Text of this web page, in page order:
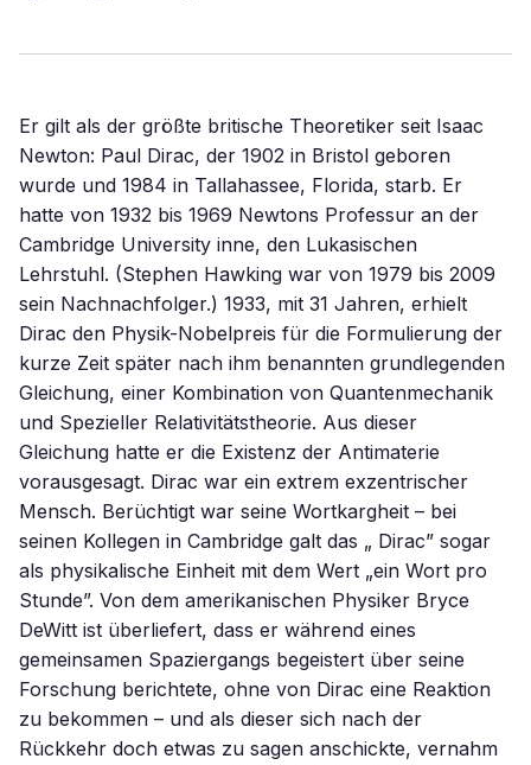
Er gilt als der größte britische Theoretiker seit Isaac
Newton: Paul Dirac, der 1902 in Bristol geboren
wurde und 1984 in Tallahassee, Florida, starb. Er
hatte von 1932 bis 1969 Newtons Professur an der
Cambridge University inne, den Lukasischen
Lehrstuhl. (Stephen Hawking war von 1979 bis 2009
sein Nachnachfolger.) 1933, mit 31 Jahren, erhielt
Dirac den Physik-Nobelpreis für die Formulierung der
kurze Zeit später nach ihm benannten grundlegenden
Gleichung, einer Kombination von Quantenmechanik
und Spezieller Relativitätstheorie. Aus dieser
Gleichung hatte er die Existenz der Antimaterie
vorausgesagt. Dirac war ein extrem exzentrischer
Mensch. Berüchtigt war seine Wortkargheit – bei
seinen Kollegen in Cambridge galt das „ Dirac” sogar
als physikalische Einheit mit dem Wert „ein Wort pro
Stunde”. Von dem amerikanischen Physiker Bryce
DeWitt ist überliefert, dass er während eines
gemeinsamen Spaziergangs begeistert über seine
Forschung berichtete, ohne von Dirac eine Reaktion
zu bekommen – und als dieser sich nach der
Rückkehr doch etwas zu sagen anschickte, vernahm